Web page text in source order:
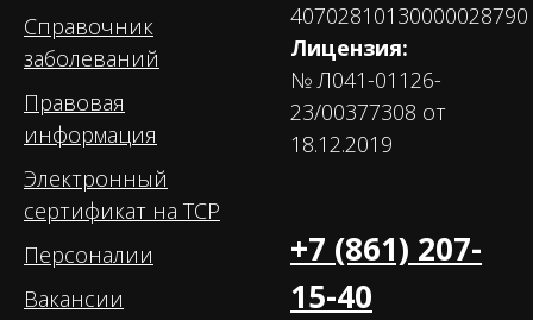
Справочник
заболеваний
Правовая
информация
Электронный
сертификат на ТСР
Персоналии
Вакансии
40702810130000028790
Лицензия:
№ Л041-01126-
23/00377308 от
18.12.2019
+7 (861) 207-
15-40